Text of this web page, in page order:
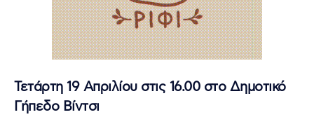
Τετάρτη 19 Απριλίου στις 16.00 στο Δημοτικό
Γήπεδο Βίντσι